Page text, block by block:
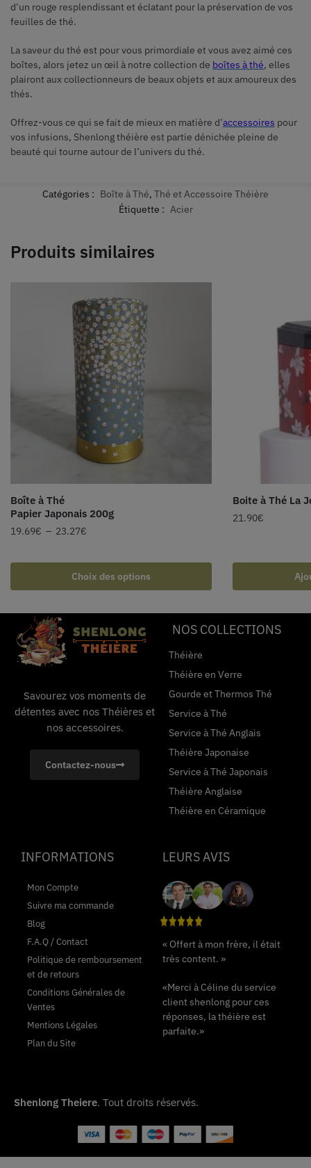
d’un rouge resplendissant et éclatant pour la préservation de vos
feuilles de thé.
La saveur du thé est pour vous primordiale et vous avez aimé ces
boîtes, alors jetez un œil à notre collection de boîtes à thé, elles
plairont aux collectionneurs de beaux objets et aux amoureux des
thés.
Offrez-vous ce qui se fait de mieux en matière d’accessoires pour
vos infusions, Shenlong théière est partie dénichée pleine de
beauté qui tourne autour de l’univers du thé.
Catégories : Boîte à Thé, Thé et Accessoire Théière
Étiquette : Acier
Produits similaires
Boîte à Thé
Papier Japonais 200g
19.69€ – 23.27€
Choix des options
Boite à Thé La
21.90€
Savourez vos moments de
détentes avec nos Théières et
nos accessoires.
Contactez-nous
NOS COLLECTIONS
Théière
Théière en Verre
Gourde et Thermos Thé
Service à Thé
Service à Thé Anglais
Théière Japonaise
Service à Thé Japonais
Théière Anglaise
Théière en Céramique
INFORMATIONS
Mon Compte
Suivre ma commande
Blog
F.A.Q / Contact
Politique de remboursement
et de retours
Conditions Générales de
Ventes
Mentions Légales
Plan du Site
LEURS AVIS
« Offert à mon frère, il était
très content. »
«Merci à Céline du service
client shenlong pour ces
réponses, la théière est
parfaite.»
Shenlong Theiere. Tout droits réservés.